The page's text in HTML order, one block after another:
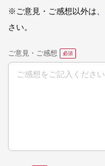
※ご意見・ご感想以外は、
さい。
ご意見・ご感想